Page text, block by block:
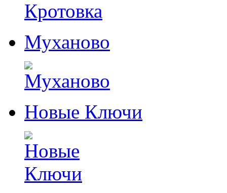
Муханово
Новые Ключи